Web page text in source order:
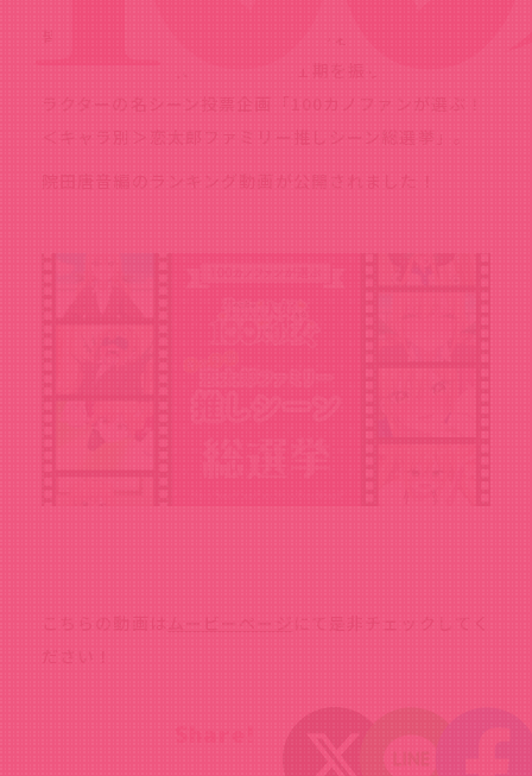
皆様にご投票いただいたTVアニメ『君のことが大大大
大大好きな100人の彼女』 の第１期を振り返る各キャ
ラクターの名シーン投票企画「100カノファンが選ぶ！
＜キャラ別＞恋太郎ファミリー推しシーン総選挙」。
院田唐音編のランキング動画が公開されました！
こちらの動画は ムービーページ
にて是非チェックしてく
ださい！